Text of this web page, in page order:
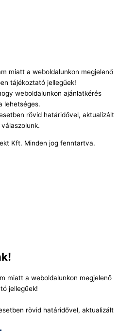
miatt a weboldalunkon megjelenő
tájékoztató jellegűek!
weboldalunkon ajánlatkérés
lehetséges.
rövid határidővel, aktualizált
Kft. Minden jog fenntartva.
miatt a weboldalunkon megjelenő
jellegűek!
rövid határidővel, aktualizált